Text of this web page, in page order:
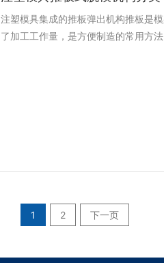
注塑模具集成的推板弹出机构推板是
了加工工作量，是方便制造的常用方
1 2 下一页